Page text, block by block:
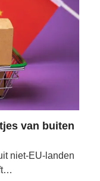
van buiten
niet-EU-landen